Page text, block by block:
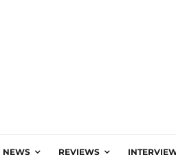
NEWS REVIEWS